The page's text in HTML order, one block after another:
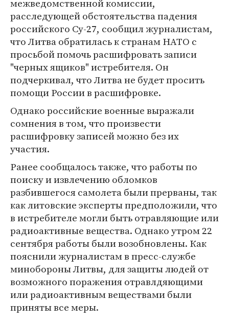
межведомственной комиссии,
расследующей обстоятельства падения
российского Су-27, сообщил журналистам,
что Литва обратилась к странам НАТО с
просьбой помочь расшифровать записи
"черных ящиков" истребителя. Он
подчеркивал, что Литва не будет просить
помощи России в расшифровке.
Однако российские военные выражали
сомнения в том, что произвести
расшифровку записей можно без их
участия.
Ранее сообщалось также, что работы по
поиску и извлечению обломков
разбившегося самолета были прерваны, так
как литовские эксперты предположили, что
в истребителе могли быть отравляющие или
радиоактивные вещества. Однако утром 22
сентября работы были возобновлены. Как
пояснили журналистам в пресс-службе
минобороны Литвы, для защиты людей от
возможного поражения отравлдяющими
или радиоактивным веществами были
приняты все меры.